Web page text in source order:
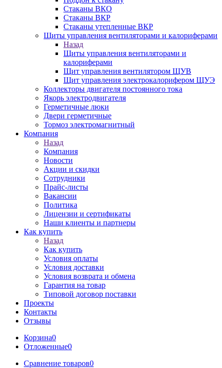
Стаканы ВКО
Стаканы ВКР
Стаканы утепленные ВКР
Щиты управления вентиляторами и калориферами
Назад
Щиты управления вентиляторами и
калориферами
Щит управления вентилятором ЩУВ
Щит управления электрокалорифером ЩУЭ
Коллекторы двигателя постоянного тока
Якорь электродвигателя
Герметичные люки
Двери герметичные
Тормоз электромагнитный
Компания
Назад
Компания
Новости
Акции и скидки
Сотрудники
Прайс-листы
Вакансии
Политика
Лицензии и сертификаты
Наши клиенты и партнеры
Как купить
Назад
Как купить
Условия оплаты
Условия доставки
Условия возврата и обмена
Гарантия на товар
Типовой договор поставки
Проекты
Контакты
Отзывы
Корзина0
Отложенные0
Сравнение товаров0